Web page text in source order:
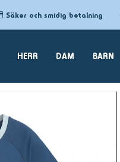
Säker och smidig betalning
HERR DAM BARN